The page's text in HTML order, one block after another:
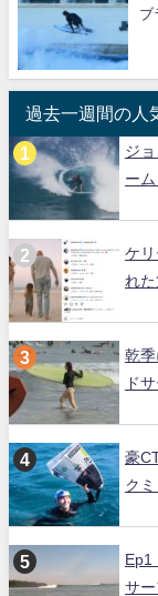
ブ
過去一週間の人
ジ
ー
ケ
れ
乾
ド
豪
ク
Ep1
サ